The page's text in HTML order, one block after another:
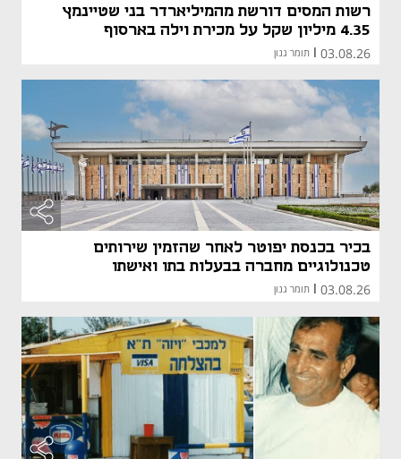
רשות המסים דורשת מהמיליארדר בני שטיינמץ
4.35 מיליון שקל על מכירת וילה בארסוף
03.08.26
| תומר גנון
בכיר בכנסת יפוטר לאחר שהזמין שירותים
טכנולוגיים מחברה בבעלות בתו ואישתו
03.08.26 תומר גנון